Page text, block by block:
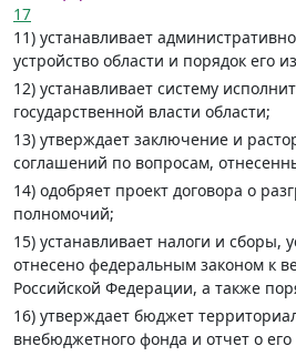
17
11) устанавливает
устройство области и порядок его
12) устанавливает систему
государственной власти области;
13) утверждает заключение и
соглашений по вопросам,
14) одобряет проект договора о
полномочий;
15) устанавливает налоги и сборы,
отнесено федеральным законом к
Российской Федерации, а также
16) утверждает бюджет
внебюджетного фонда и отчет о